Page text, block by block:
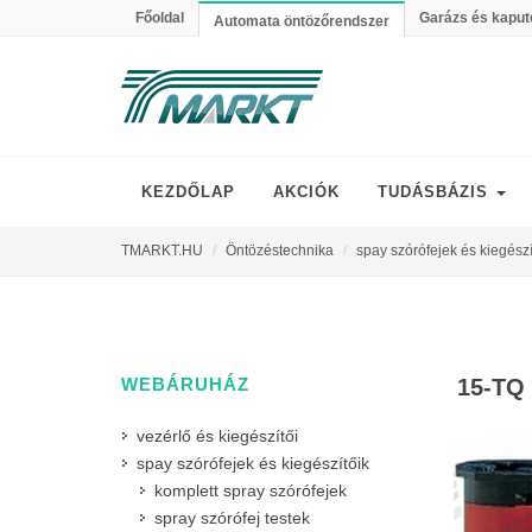
Főoldal Automata öntözőrendszer Garázs és
KEZDŐLAP AKCIÓK TUDÁSBÁZIS
TMARKT.HU Öntözéstechnika spay szórófejek és
15-TQ
WEBÁRUHÁZ
vezérlő és kiegészítői
spay szórófejek és kiegészítőik
komplett spray szórófejek
spray szórófej testek